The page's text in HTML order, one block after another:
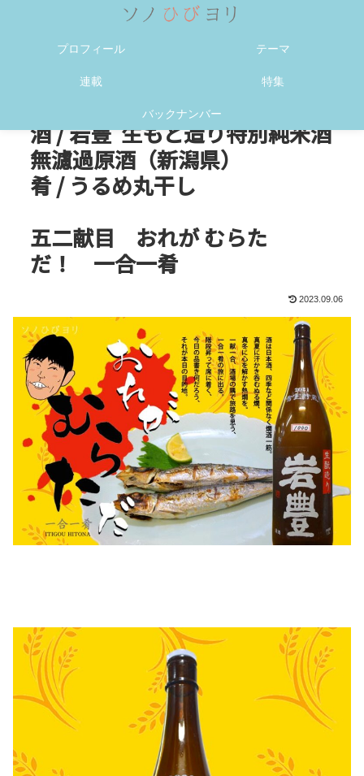
プロフィール テーマ
連載 特集
バックナンバー
酒 / 岩豊 生もと造り特別純米酒
無濾過原酒（新潟県）
肴 / うるめ丸干し
五二献目 おれが むらた
だ！ 一合一肴
2023.09.06